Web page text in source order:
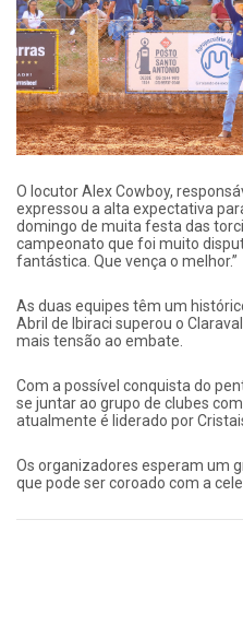
O locutor Alex Cowboy,
expressou a alta expectativa
domingo de muita festa das
campeonato que foi muito
fantástica. Que vença o melhor.”
​As duas equipes têm um
Abril de Ibiraci superou o
mais tensão ao embate.
Com a possível conquista do
se juntar ao grupo de clubes
atualmente é liderado por
​Os organizadores esperam um
que pode ser coroado com a